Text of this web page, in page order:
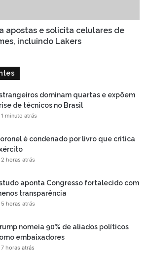
apostas e solicita celulares de
incluindo Lakers
dominam quartas e expõem
de técnicos no Brasil
1 minuto atrás
é condenado por livro que critica
2 horas atrás
aponta Congresso fortalecido com
transparência
5 horas atrás
nomeia 90% de aliados políticos
embaixadores
7 horas atrás